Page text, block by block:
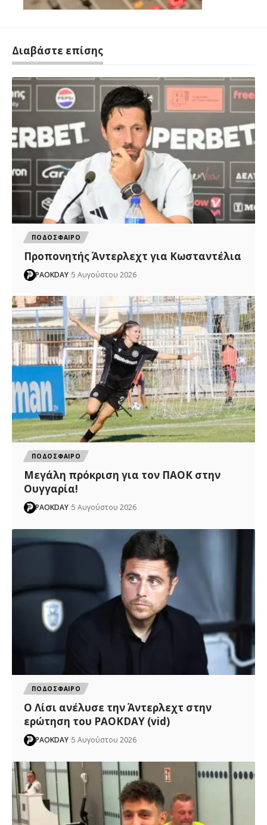
Διαβάστε επίσης
ΠΟΔΟΣΦΑΙΡΟ
Προπονητής Άντερλεχτ για Κωσταντέλια
PAOKDAY 5 Αυγούστου 2026
ΠΟΔΟΣΦΑΙΡΟ
Μεγάλη πρόκριση για τον ΠΑΟΚ στην
Ουγγαρία!
PAOKDAY 5 Αυγούστου 2026
ΠΟΔΟΣΦΑΙΡΟ
Ο Λίσι ανέλυσε την Άντερλεχτ στην
ερώτηση του PAOKDAY (vid)
PAOKDAY 5 Αυγούστου 2026